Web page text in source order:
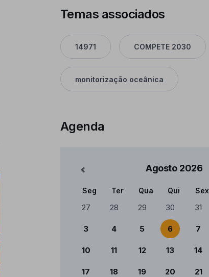
Temas associados
14971 COMPETE 2030
monitorização oceânica
Agenda
Agosto 2026
Mês Anterior
Calendário
Seg Ter Qua Qui Sex
27 28 29 30 31
3 4 5 6 7
10 11 12 13 14
17 18 19 20 21